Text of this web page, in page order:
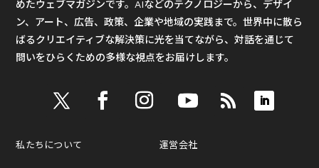
めたウェブマガジンです。AIなどのテクノロジーから、デザイ
ン、アート、広告、政策、企業や地域の実践まで。世界中に散ら
ばるクリエイティブな解決策に光を当てながら、対話を通じて
問いをひらくための多様な視点をお届けします。
私たちについて 運営会社